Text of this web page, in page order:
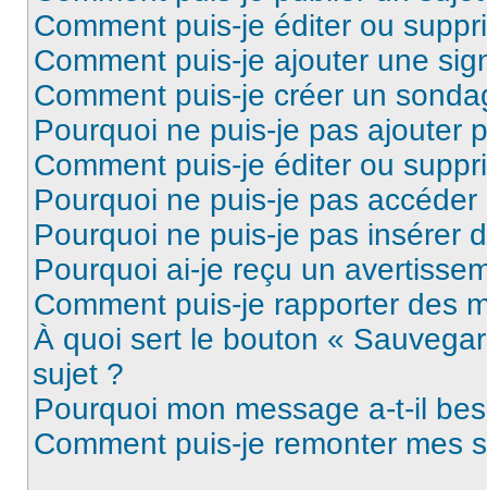
Comment puis-je éditer ou
Comment puis-je ajouter une
Comment puis-je créer un
Pourquoi ne puis-je pas ajouter
Comment puis-je éditer ou
Pourquoi ne puis-je pas
Pourquoi ne puis-je pas insérer
Pourquoi ai-je reçu un
Comment puis-je rapporter des
À quoi sert le bouton «
sujet ?
Pourquoi mon message a-t-il
Comment puis-je remonter mes